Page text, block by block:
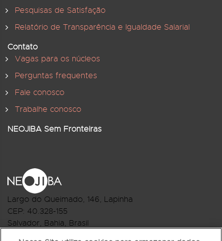
Pesquisas de Satisfação
Relatório de Transparência e Igualdade Salarial
Contato
Vagas para os núcleos
Perguntas frequentes
Fale conosco
Trabalhe conosco
NEOJIBA Sem Fronteiras
Largo do Queimado, 146, Lapinha
CEP: 40.328-155
Salvador, Bahia, Brasil